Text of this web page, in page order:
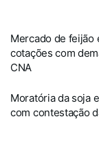
Mercado de feijão
cotações com
CNA
Moratória da soja
com contestação